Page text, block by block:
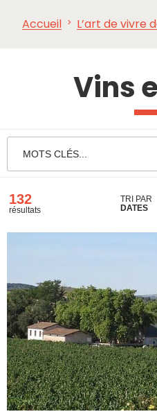
Accueil L’art de vivre
Vins
MOTS CLÉS...
132
résultats
TRI PAR
DATES